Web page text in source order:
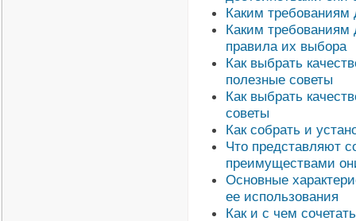
Каким требованиям
Каким требованиям
правила их выбора
Как выбрать
полезные советы
Как выбрать
советы
Как собрать и
Что представляют
преимуществами
Основные
ее использования
Как и с чем